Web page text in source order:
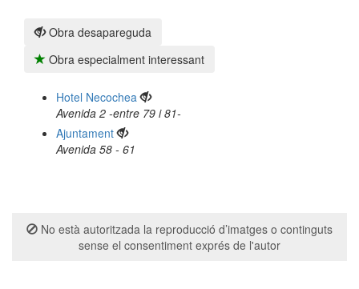
Obra desapareguda
Obra especialment interessant
Hotel Necochea
Avenida 2 -entre 79 i 81-
Ajuntament
Avenida 58 - 61
No està autoritzada la reproducció d’imatges o continguts
sense el consentiment exprés de l'autor